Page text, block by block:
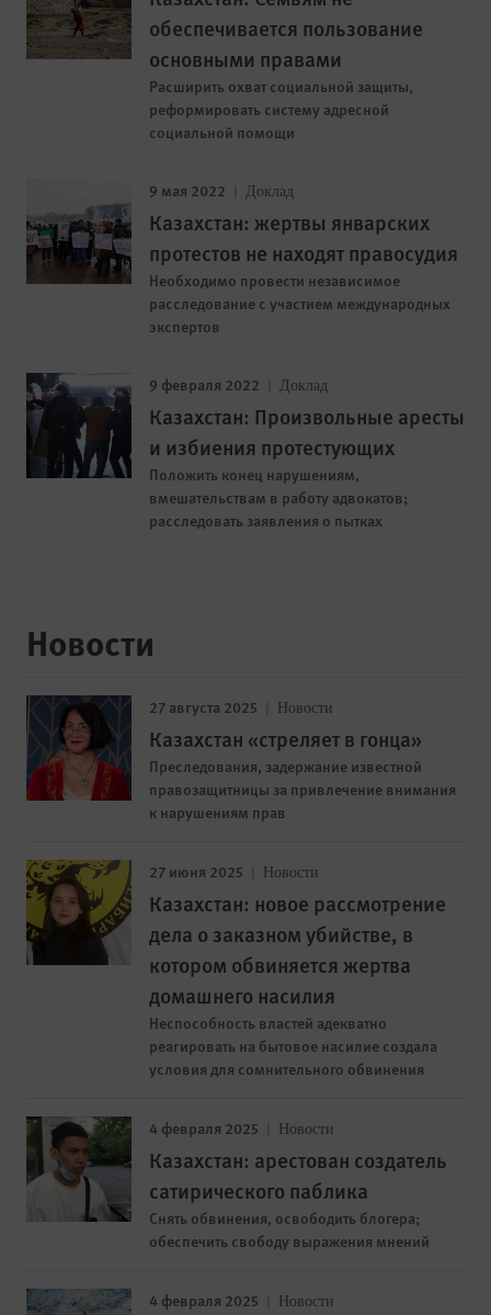
обеспечивается пользование
основными правами
Расширить охват социальной защиты,
реформировать систему адресной
социальной помощи
9 мая 2022 Доклад
Казахстан: жертвы январских
протестов не находят правосудия
Необходимо провести независимое
расследование с участием международных
экспертов
9 февраля 2022 Доклад
Казахстан: Произвольные аресты
и избиения протестующих
Положить конец нарушениям,
вмешательствам в работу адвокатов;
расследовать заявления о пытках
Новости
27 августа 2025 Новости
Казахстан «стреляет в гонца»
Преследования, задержание известной
правозащитницы за привлечение внимания
к нарушениям прав
27 июня 2025 Новости
Казахстан: новое рассмотрение
дела о заказном убийстве, в
котором обвиняется жертва
домашнего насилия
Неспособность властей адекватно
реагировать на бытовое насилие создала
условия для сомнительного обвинения
4 февраля 2025 Новости
Казахстан: арестован создатель
сатирического паблика
Снять обвинения, освободить блогера;
обеспечить свободу выражения мнений
4 февраля 2025 Новости